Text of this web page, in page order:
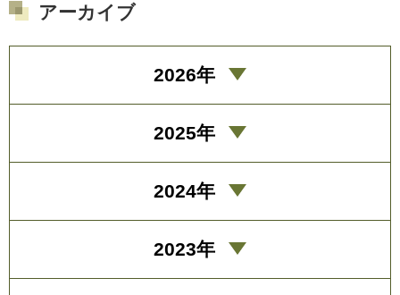
アーカイブ
2026年
2025年
2024年
2023年